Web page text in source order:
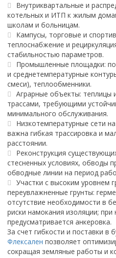
Внутриквартальные и
котельных и ИТП к жилым
школам и больницам.
Кампусы, торговые и
теплоснабжение и
стабильностью параметров.
Промышленные площадки:
и среднетемпературные
смеси), теплообменники.
Аграрные объекты:
трассами, требующими
минимального обслуживания.
Низкотемпературные сети
важна гибкая трассировка и
расстоянии.
Реконструкция
стесненных условиях, обводы
обводные линии на период
Участки с высоким уровнем
переувлажненные грунты:
отсутствие необходимости в
риски намокания изоляции;
предусматривается анкеровка.
За счет гибкости и поставки в
Флексален позволяет
сокращая земляные работы и